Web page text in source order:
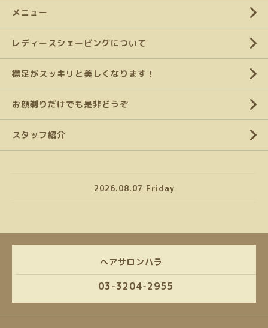
メニュー
レディースシェービングについて
襟足がスッキリと美しくなります！
お顔剃りだけでも是非どうぞ
スタッフ紹介
2026.08.07 Friday
ヘアサロンハラ
03-3204-2955